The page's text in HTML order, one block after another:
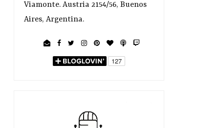
Viamonte. Austria 2154/56, Buenos
Aires, Argentina.